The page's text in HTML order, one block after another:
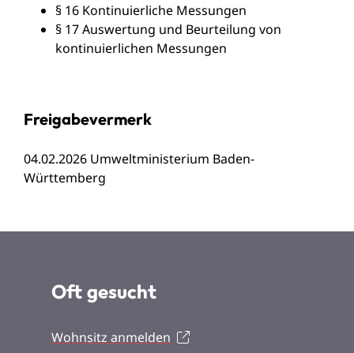
§ 16 Kontinuierliche Messungen
§ 17 Auswertung und Beurteilung von
kontinuierlichen Messungen
Freigabevermerk
04.02.2026 Umweltministerium Baden-
Württemberg
Oft gesucht
Wohnsitz anmelden